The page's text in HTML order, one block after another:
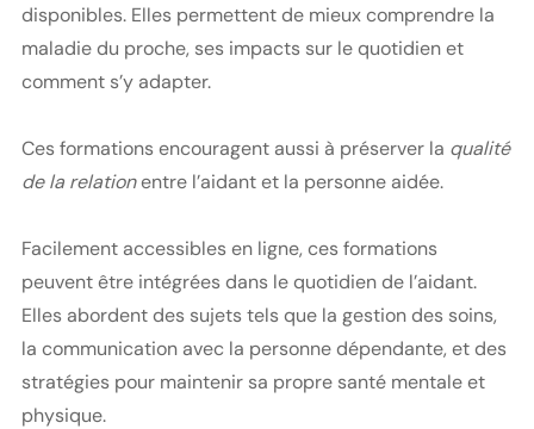
disponibles. Elles permettent de mieux comprendre la
maladie du proche, ses impacts sur le quotidien et
comment s’y adapter.
Ces formations encouragent aussi à préserver la qualité
de la relationentre l’aidant et la personne aidée.
Facilement accessibles en ligne, ces formations
peuvent être intégrées dans le quotidien de l’aidant.
Elles abordent des sujets tels que la gestion des soins,
la communication avec la personne dépendante, et des
stratégies pour maintenir sa propre santé mentale et
physique.